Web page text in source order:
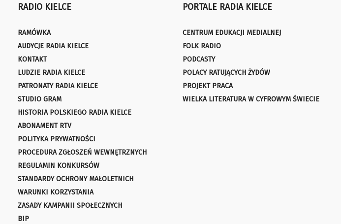
RADIO KIELCE
RAMÓWKA
AUDYCJE RADIA KIELCE
KONTAKT
LUDZIE RADIA KIELCE
PATRONATY RADIA KIELCE
STUDIO GRAM
HISTORIA POLSKIEGO RADIA KIELCE
ABONAMENT RTV
POLITYKA PRYWATNOŚCI
PROCEDURA ZGŁOSZEŃ WEWNĘTRZNYCH
REGULAMIN KONKURSÓW
STANDARDY OCHRONY MAŁOLETNICH
WARUNKI KORZYSTANIA
ZASADY KAMPANII SPOŁECZNYCH
BIP
PORTALE RADIA KIELCE
CENTRUM EDUKACJI MEDIALNEJ
FOLK RADIO
PODCASTY
POLACY RATUJĄCYCH ŻYDÓW
PROJEKT PRACA
WIELKA LITERATURA W CYFROWYM ŚWIECIE